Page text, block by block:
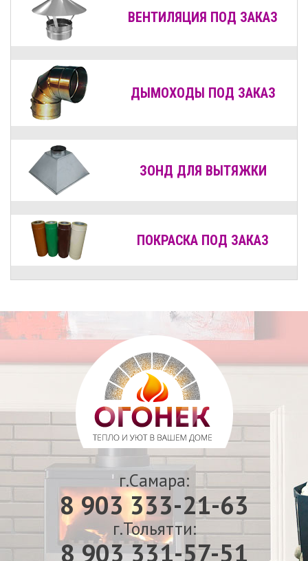
ВЕНТИЛЯЦИЯ ПОД ЗАКАЗ
ДЫМОХОДЫ ПОД ЗАКАЗ
ЗОНД ДЛЯ ВЫТЯЖКИ
ПОКРАСКА ПОД ЗАКАЗ
г.Самара:
8 903 333-21-63
г.Тольятти:
8 903 331-57-51